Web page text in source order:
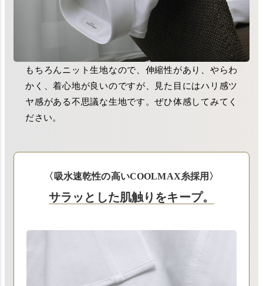
もちろんニット生地なので、伸縮性があり、やらわ
かく、着心地が良いのですが、見た目にはハリ感ツ
ヤ感がある不思議な生地です。ぜひ体感してみてく
ださい。
〈吸水速乾性の高いCOOLMAX糸採用〉
サラッとした肌触りをキープ。